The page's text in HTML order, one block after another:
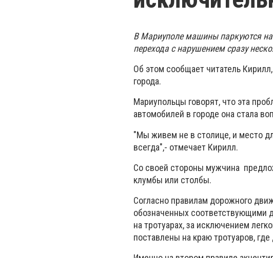
В Мариуполе машины паркуются на
перехода с нарушением сразу
Об этом сообщает читатель
города.
Мариупольцы говорят, что эта
автомобилей в городе она стала
"Мы живем не в столице, и место
всегда",- отмечает Кирилл.
Со своей стороны мужчина
клумбы или столбы.
Согласно правилам дорожного
обозначенных соответствующими
на тротуарах, за исключением
поставлены на краю тротуаров,